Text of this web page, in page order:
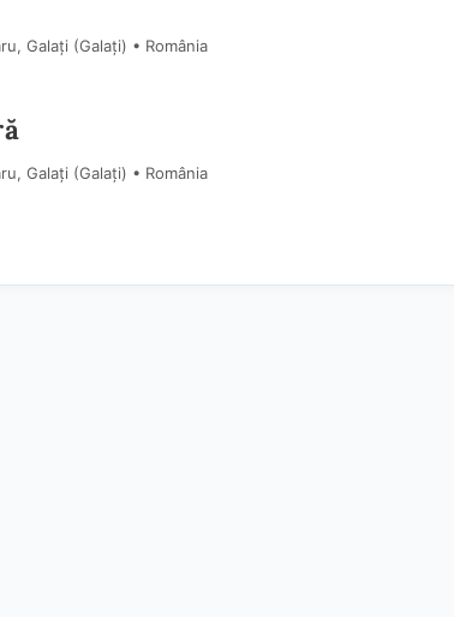
Galați (Galaţi) • România
Galați (Galaţi) • România